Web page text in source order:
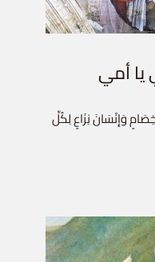
وَإِنْسَانَ نِزَاعٍ لِكُلِّ